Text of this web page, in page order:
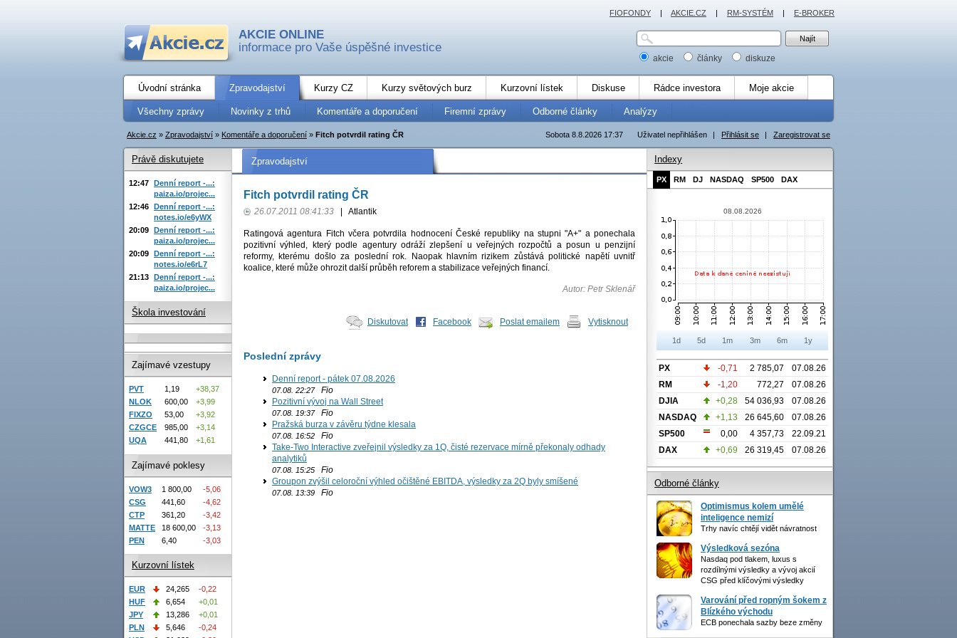
AKCIE ONLINE
informace pro Vaše úspěšné investice
akcie články diskuze
Úvodní stránka Zpravodajství Kurzy CZ Kurzy světových burz Kurzovní lístek Diskuse Rádce investora Moje akcie
Všechny zprávy Novinky z trhů Komentáře a doporučení Firemní zprávy Odborné články Analýzy
Uživatel nepřihlášen | Přihlásit se | Zaregistrovat se
Sobota 8.8.2026 17:37
Akcie.cz » Zpravodajství » Komentáře a doporučení » Fitch potvrdil rating ČR
Zpravodajství
Fitch potvrdil rating ČR
26.07.2011 08:41:33 Atlantik
Ratingová agentura Fitch včera potvrdila hodnocení České republiky na stupni "A+" a ponechala
pozitivní výhled, který podle agentury odráží zlepšení u veřejných rozpočtů a posun u penzijní
reformy, kterému došlo za poslední rok. Naopak hlavním rizikem zůstává politické napětí uvnitř
koalice, které může ohrozit další průběh reforem a stabilizace veřejných financí.
Autor: Petr Sklenář
Diskutovat Facebook Poslat emailem Vytisknout
Poslední zprávy
Denní report - pátek 07.08.2026
07.08. 22:27Fio
Pozitivní vývoj na Wall Street
07.08. 19:37Fio
Pražská burza v závěru týdne klesala
07.08. 16:52 Fio
Take-Two Interactive zveřejnil výsledky za 1Q, čisté rezervace mírně překonaly odhady
analytiků
07.08. 15:25 Fio
Groupon zvýšil celoroční výhled očištěné EBITDA, výsledky za 2Q byly smíšené
07.08. 13:39 Fio
Právě diskutujete
12:47 Denní report -...:
paiza.io/projec...
12:46 Denní report -...:
notes.io/e6yWX
20:09 Denní report -...:
paiza.io/projec...
20:09 Denní report -...:
notes.io/e6rL7
21:13 Denní report -...:
paiza.io/projec...
Škola investování
Zajímavé vzestupy
PVT 1,19
+38,37
NLOK
600,00
+3,99
FIXZO
53,00
+3,92
CZGCE
985,00
+3,14
UQA
441,80 +1,61
Zajímavé poklesy
VOW3 1 800,00
-5,06
CSG
441,60
-4,62
CTP
361,20
-3,42
MATTE
18 600,00
-3,13
PEN
6,40 -3,03
Kurzovní lístek
EUR 24,265
-0,22
HUF
6,654
+0,01
JPY
13,286
+0,01
PLN
5,646
-0,24
Indexy
PX RM DJ NASDAQ SP500 DAX
08.08.2026
1d 5d 1m 3m 6m 1y
PX -0,71 2 785,07
07.08.26
RM
-1,20 772,27
07.08.26
DJIA
+0,28 54 036,93
07.08.26
NASDAQ
+1,13 26 645,60
07.08.26
SP500
0,00 4 357,73
22.09.21
DAX
+0,69 26 319,45 07.08.26
Odborné články
Optimismus kolem umělé
inteligence nemizí
Trhy navíc chtějí vidět návratnost
Výsledková sezóna
Nasdaq pod tlakem, luxus s
rozdílnými výsledky a vývoj akcií
CSG před klíčovými výsledky
Varování před ropným šokem z
Blízkého východu
ECB ponechala sazby beze změny
FIOFONDY | AKCIE.CZ | RM-SYSTÉM | E-BROKER